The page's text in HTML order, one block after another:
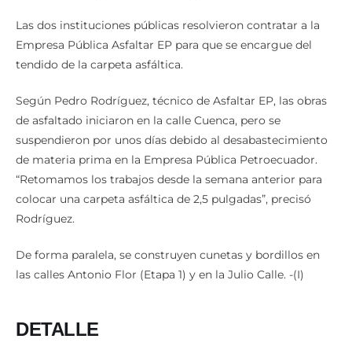
Las dos instituciones públicas resolvieron contratar a la
Empresa Pública Asfaltar EP para que se encargue del
tendido de la carpeta asfáltica.
Según Pedro Rodríguez, técnico de Asfaltar EP, las obras
de asfaltado iniciaron en la calle Cuenca, pero se
suspendieron por unos días debido al desabastecimiento
de materia prima en la Empresa Pública Petroecuador.
“Retomamos los trabajos desde la semana anterior para
colocar una carpeta asfáltica de 2,5 pulgadas”, precisó
Rodríguez.
De forma paralela, se construyen cunetas y bordillos en
las calles Antonio Flor (Etapa 1) y en la Julio Calle. -(I)
DETALLE